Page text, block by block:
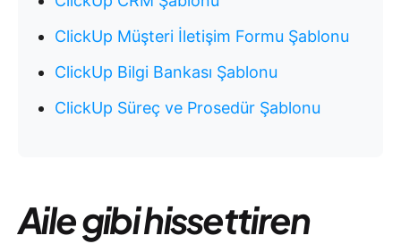
ClickUp Müşteri İletişim Formu Şablonu
ClickUp Bilgi Bankası Şablonu
ClickUp Süreç ve Prosedür Şablonu
Aile gibi hissettiren